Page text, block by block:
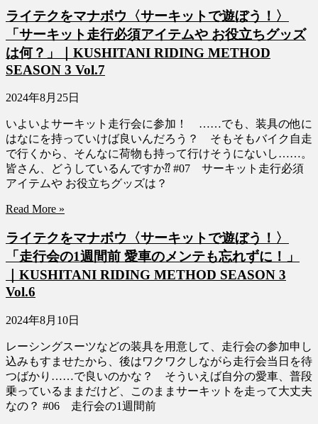
ライテクをマナボウ〈サーキットで遊ぼう！〉
「サーキット走行必須アイテムや お役立ちグッズ
は何？」｜KUSHITANI RIDING METHOD
SEASON 3 Vol.7
2024年8月25日
いよいよサーキット走行会に参加！ ……でも、装具の他に
はなにを持っていけば良いんだろう？ そもそもバイク自走
で行くから、そんなに荷物も持って行けそうにないし……。
皆さん、どうしているんですか⁇ #07 サーキット走行必須
アイテムや お役立ちグッズは？
Read More »
ライテクをマナボウ〈サーキットで遊ぼう！〉
「走行会の1週間前 愛車のメンテも忘れずに！」
｜KUSHITANI RIDING METHOD SEASON 3
Vol.6
2024年8月10日
レーシングスーツなどの装具を用意して、走行会の参加申し
込みもすませたから、後はワクワクしながら走行会当日を待
つばかり……で良いのかな？ そういえば自分の愛車、普段
乗っているままだけど、このままサーキットを走って大丈夫
なの？ #06 走行会の1週間前